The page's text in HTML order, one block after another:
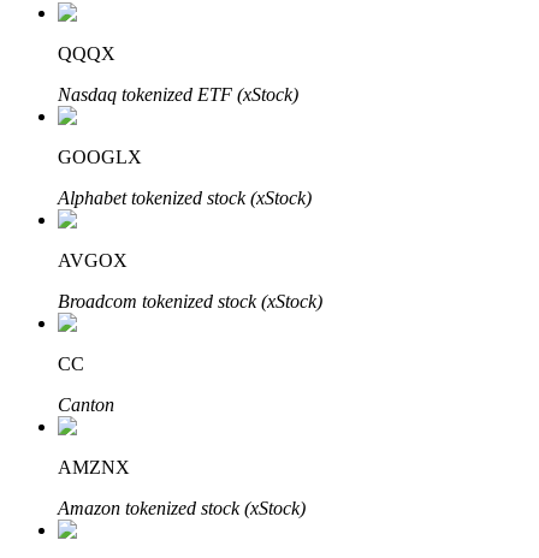
Investimento Automático
Obtenha lucro a longo prazo e interesses flexíveis
Aprenda a apostar
Aprenda como ganhar renda passiva
Bitrue
AI
QQQX
Nasdaq tokenized ETF (xStock)
GOOGLX
Alphabet tokenized stock (xStock)
AVGOX
Broadcom tokenized stock (xStock)
CC
Canton
AMZNX
Amazon tokenized stock (xStock)